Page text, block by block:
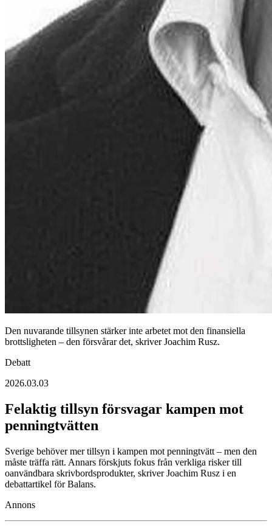
Den nuvarande tillsynen stärker inte arbetet mot den finansiella
brottsligheten – den försvårar det, skriver Joachim Rusz.
Debatt
2026.03.03
Felaktig tillsyn försvagar kampen mot
penningtvätten
Sverige behöver mer tillsyn i kampen mot penningtvätt – men den
måste träffa rätt. Annars förskjuts fokus från verkliga risker till
oanvändbara skrivbordsprodukter, skriver Joachim Rusz i en
debattartikel för Balans.
Annons